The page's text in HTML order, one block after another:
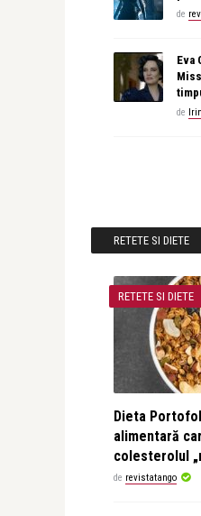
de
Eva
de
RETETE SI DIETE
RETETE SI DIETE
Dieta
alimentară
colesterolul
de revistatango